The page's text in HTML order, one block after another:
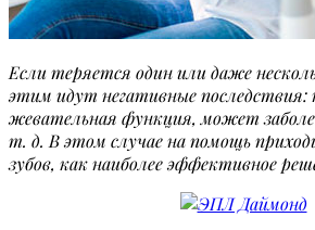
Если теряется один или даже
этим идут негативные последствия:
жевательная функция, может
т. д. В этом случае на помощь
зубов, как наиболее эффективное